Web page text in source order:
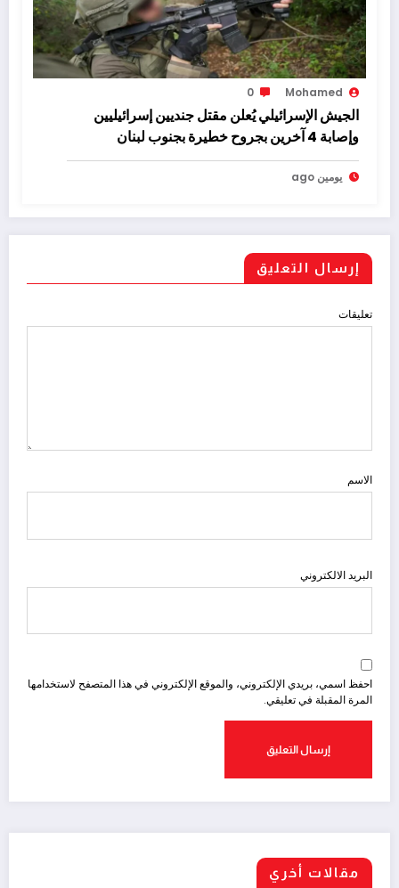
Mohamed
0
الجيش الإسرائيلي يُعلن مقتل جنديين إسرائيليين
وإصابة 4 آخرين بجروح خطيرة بجنوب لبنان
يومين ago
إرسال التعليق
تعليقات
الاسم
البريد الالكتروني
احفظ اسمي، بريدي الإلكتروني، والموقع الإلكتروني في هذا المتصفح لاستخدامها
المرة المقبلة في تعليقي.
مقالات أخري